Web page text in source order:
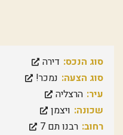
סוג הנכס: דירה
סוג הצעה: נמכר!
עיר: הרצליה
שכונה: ויצמן
רחוב: רבנו תם 7